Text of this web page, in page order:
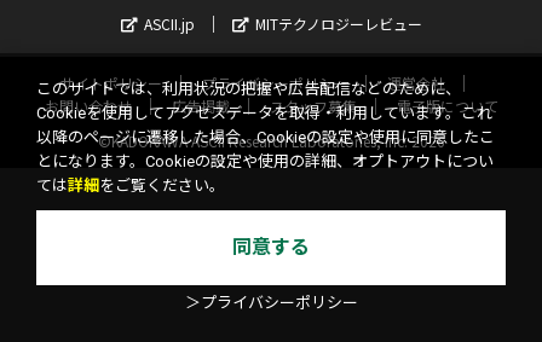
ASCII.jp
MITテクノロジーレビュー
サイトポリシー プライバシーポリシー
運営会社
お問い合わせ
広告掲載 スタッフ募集
電子版について
©KADOKAWA ASCII Research Laboratories, Inc. 2026
このサイトでは、利用状況の把握や広告配信などのために、
Cookieを使用してアクセスデータを取得・利用しています。これ
以降のページに遷移した場合、Cookieの設定や使用に同意したこ
とになります。Cookieの設定や使用の詳細、オプトアウトについ
ては詳細 をご覧ください。
同意する
＞プライバシーポリシー